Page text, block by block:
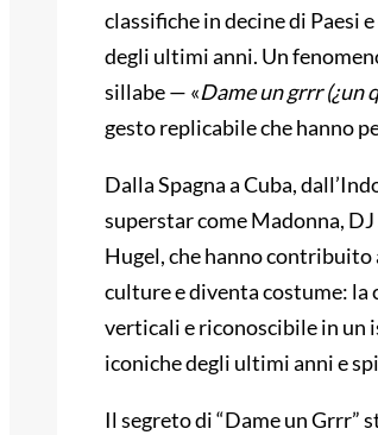
classifiche in decine di Paesi
degli ultimi anni. Un
sillabe — «Dame un grrr (¿un
gesto replicabile che hanno
Dalla Spagna a Cuba,
superstar come Madonna,
Hugel, che hanno
culture e diventa costume: la
verticali e riconoscibile in un
iconiche degli ultimi anni e
Il segreto di “Dame un Grrr”